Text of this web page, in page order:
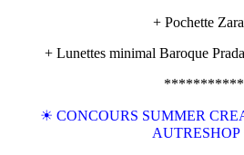
+ Pochette
+ Lunettes minimal Baroque
***********
☀ CONCOURS SUMMER